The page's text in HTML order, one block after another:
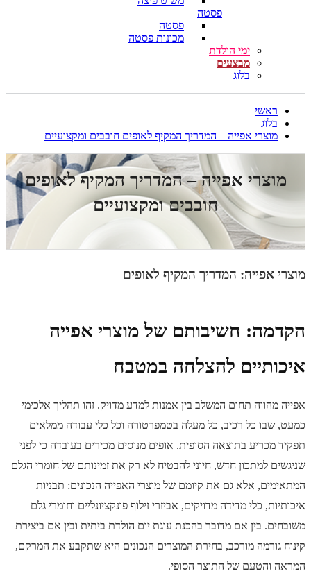
פסטה
פסטה
מכונות פסטה
ימי הולדת
מבצעים
בלוג
ראשי
בלוג
מוצרי אפייה – המדריך המקיף לאופים חובבים ומקצועיים
מוצרי אפייה – המדריך המקיף לאופים
חובבים ומקצועיים
מוצרי אפייה: המדריך המקיף לאופים
הקדמה: חשיבותם של מוצרי אפייה
איכותיים להצלחה במטבח
אפייה מהווה תחום המשלב בין אמנות למדע מדויק. זהו תהליך אלכימי
כמעט, שבו כל רכיב, כל מעלה בטמפרטורה וכל כלי עבודה ממלאים
תפקיד מכריע בתוצאה הסופית. אופים מנוסים מכירים בעובדה כי לפני
שניגשים למתכון חדש, חיוני להבטיח לא רק את זמינותם של חומרי הגלם
המתאימים, אלא גם את קיומם של מוצרי האפייה הנכונים: תבניות
איכותיות, כלי מדידה מדויקים, אביזרי זילוף פונקציונליים וחומרי גלם
משובחים. בין אם מדובר בהכנת עוגת יום הולדת ביתית ובין אם ביצירת
קינוח גורמה מורכב, בחירת המוצרים הנכונים היא שתקבע את המרקם,
המראה והטעם של התוצר הסופי.